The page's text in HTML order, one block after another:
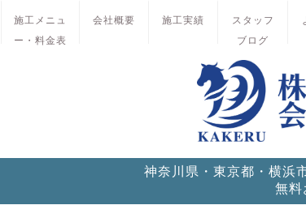
施工メニュ
ー・料金表
会社概要 施工実績
スタッフ
ブログ
神奈川県・東京都・横浜
無料